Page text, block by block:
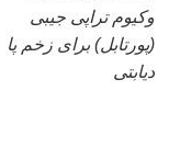
وکیوم تراپی جیبی
(پورتابل) برای زخم پا
دیابتی